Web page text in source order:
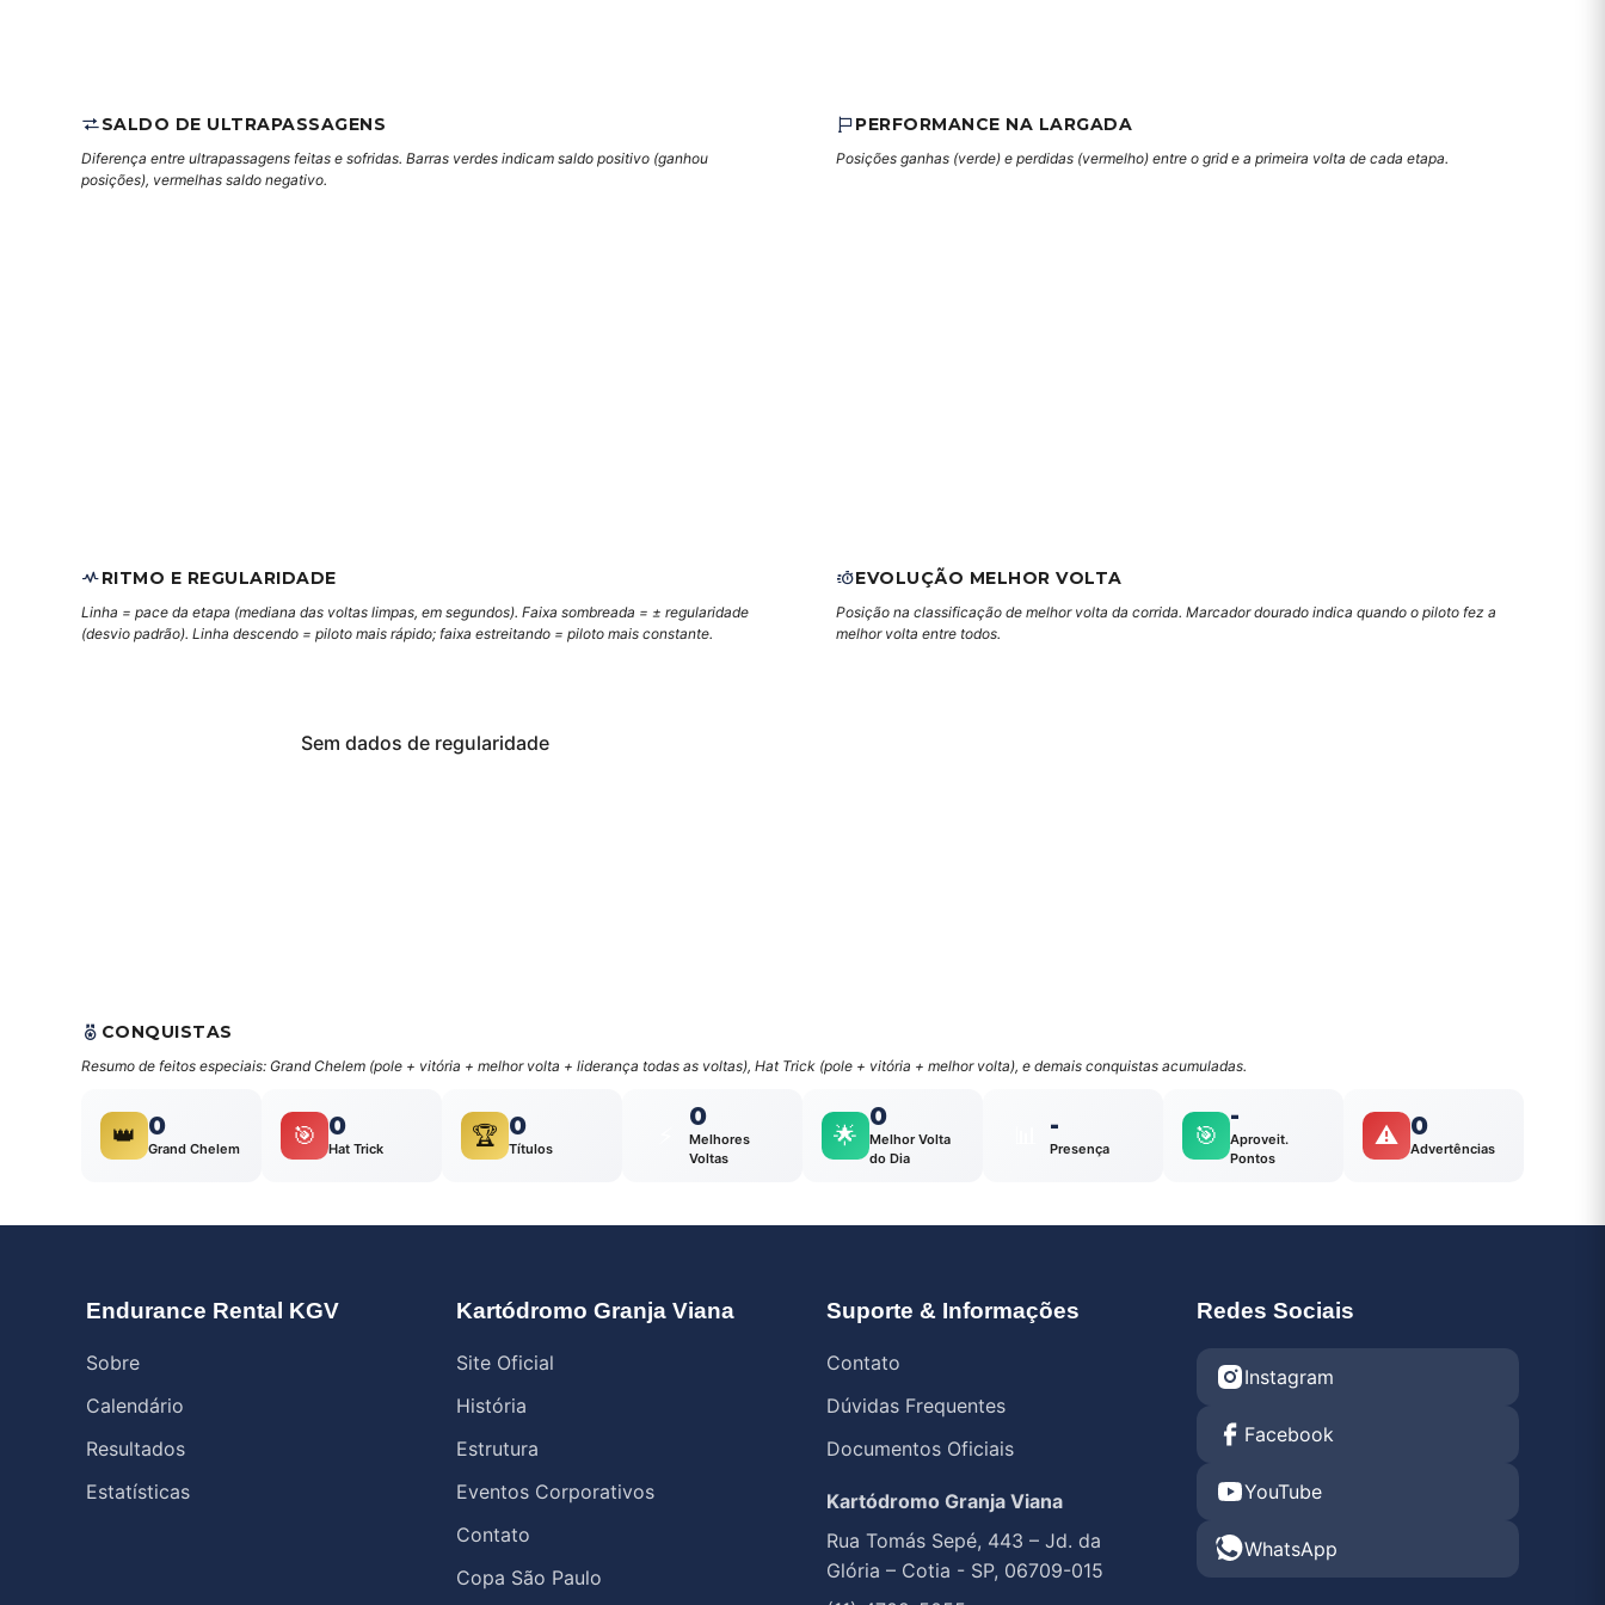
SALDO DE ULTRAPASSAGENS
Diferença entre ultrapassagens feitas e sofridas. Barras verdes indicam saldo positivo (ganhou
posições), vermelhas saldo negativo.
PERFORMANCE NA LARGADA
Posições ganhas (verde) e perdidas (vermelho) entre o grid e a primeira volta de cada etapa.
RITMO E REGULARIDADE
Linha = pace da etapa (mediana das voltas limpas, em segundos). Faixa sombreada = ± regularidade
(desvio padrão). Linha descendo = piloto mais rápido; faixa estreitando = piloto mais constante.
Sem dados de regularidade
EVOLUÇÃO MELHOR VOLTA
Posição na classificação de melhor volta da corrida. Marcador dourado indica quando o piloto fez a
melhor volta entre todos.
CONQUISTAS
Resumo de feitos especiais: Grand Chelem (pole + vitória + melhor volta + liderança todas as voltas), Hat Trick (pole + vitória + melhor volta), e demais conquistas acumuladas.
👑 0
Grand Chelem 🎯 0
Hat Trick 🏆 0
Títulos
0
Melhores
Voltas
🌟
0
Melhor Volta
do Dia
-
Presença 🎯
-
Aproveit.
Pontos
⚠️ 0
Advertências
Endurance Rental KGV
Sobre
Calendário
Resultados
Estatísticas
Kartódromo Granja Viana
Site Oficial
História
Estrutura
Eventos Corporativos
Contato
Copa São Paulo
Suporte & Informações
Contato
Dúvidas Frequentes
Documentos Oficiais
Kartódromo Granja Viana
Rua Tomás Sepé, 443 – Jd. da
Glória – Cotia - SP, 06709-015
Redes Sociais
Instagram
Facebook
YouTube
WhatsApp